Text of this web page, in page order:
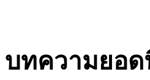
บทความยอ